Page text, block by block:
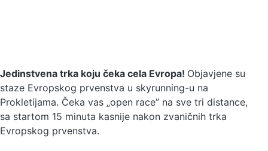
Jedinstvena trka koju čeka cela Evropa! Objavjene su
staze Evropskog prvenstva u skyrunning-u na
Prokletijama. Čeka vas „open race” na sve tri distance,
sa startom 15 minuta kasnije nakon zvaničnih trka
Evropskog prvenstva.